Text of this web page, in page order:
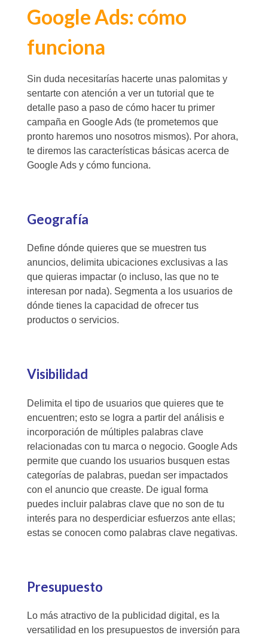
Google Ads: cómo
funciona
Sin duda necesitarías hacerte unas palomitas y
sentarte con atención a ver un tutorial que te
detalle paso a paso de cómo hacer tu primer
campaña en Google Ads (te prometemos que
pronto haremos uno nosotros mismos). Por ahora,
te diremos las características básicas acerca de
Google Ads y cómo funciona.
Geografía
Define dónde quieres que se muestren tus
anuncios, delimita ubicaciones exclusivas a las
que quieras impactar (o incluso, las que no te
interesan por nada). Segmenta a los usuarios de
dónde tienes la capacidad de ofrecer tus
productos o servicios.
Visibilidad
Delimita el tipo de usuarios que quieres que te
encuentren; esto se logra a partir del análisis e
incorporación de múltiples palabras clave
relacionadas con tu marca o negocio. Google Ads
permite que cuando los usuarios busquen estas
categorías de palabras, puedan ser impactados
con el anuncio que creaste. De igual forma
puedes incluir palabras clave que no son de tu
interés para no desperdiciar esfuerzos ante ellas;
estas se conocen como palabras clave negativas.
Presupuesto
Lo más atractivo de la publicidad digital, es la
versatilidad en los presupuestos de inversión para